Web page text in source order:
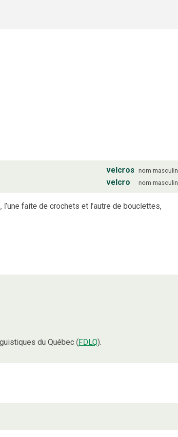
velcros nom masculin
velcro nom masculin
faite de crochets et l’autre de bouclettes,
du Québec (FDLQ).